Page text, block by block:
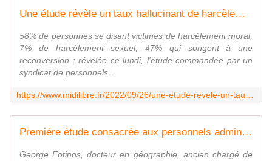
Une étude révèle un taux hallucinant de harcèlement dans l'administration de l'Education nationale
58% de personnes se disant victimes de harcèlement moral,
7% de harcèlement sexuel, 47% qui songent à une
reconversion : révélée ce lundi, l'étude commandée par un
syndicat de personnels ...
Première étude consacrée aux personnels administratifs de l'Education nationale - VousNousIls
George Fotinos, docteur en géographie, ancien chargé de